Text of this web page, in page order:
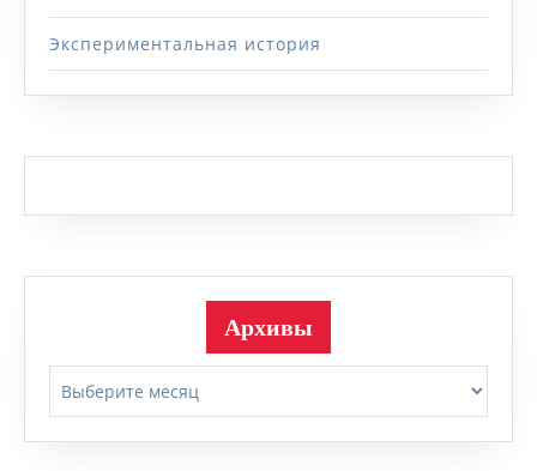
Экспериментальная история
Архивы